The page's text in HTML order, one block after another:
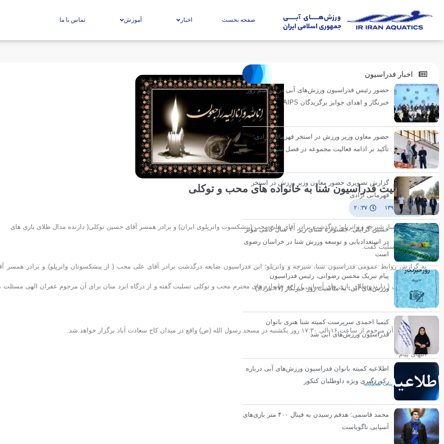
صفحه نخست اخبار آموزش تماس با ما
پیام تسلیت فدراسیون شنا به خانواده های محب و توکلی
۲۶ دی ۱۳۹۳ ۲۰:۳۷
فدراسیون شنا، شیرجه و واترپلو؛ درگذشت برادر آقای علی محب (پیشکسوت واترپلوی ایران) و برادر همسر آقای حسین توکلی( دارنده مدال طلای بازی های
آسیایی) را تسلیت گفت.
به گزارش روابط عمومی فدراسیون شنا، شیرجه و واترپلو؛ این فدراسیون ضایعه درگذشت برادر آقای علی محب ( از پیشکسوتان واترپلو) و برادر همسر
حسین توکلی ( دارنده طلای بازی های آسیایی ) را به خانواده های محترم محب و توکلی تسلیت گفته و از درگاه ایزد منان برای آن مرحوم غفران الهی
نماید.
مراسم ختم آن مرحوم از ساعت ۱۶ الی ۱۷:۳۰ روز یکشنبه در مسجد رسول الله (ص) واقع در میدان کاج سعادت آباد برگزار خواهد شد.
انتهای پیام
پرینت مطلب
اخبار فدراسیون
حضور رئیس فدراسیون ورزش‌های آبی در مراسم روز
خبرنگار و اهدای جوایز برگزیدگان AIPS
حضور معاون وزیر ورزش در استخر قهرمانی آزادی؛
تأکید بر ادامه فعالیت مجموعه در فصل سرما
گزارش تصویری حضور معاون وزیر ورزش در استخر
قهرمانی آزادی
حسین گرایلی: جشنواره شنای زیر ۱۰ سال گامی مؤثر
در استعدادیابی و توسعه ورزش شنا در خراسان رضوی
است
پیام تبریک محسن رضوانی، رئیس فدراسیون
ورزش‌های آبی، به مناسبت روز خبرنگار (۱۷ مرداد)
کیمیا احمدی سرپرست کمیته شنا هنری بانوان
فدراسیون ورزش‌های آبی شد
اطلاعیه کمیته بانوان فدراسیون ورزش‌های آبی درباره
رکوردگیری ویژه داوطلبان کنکور
محمد قاسمی: هدفم رسیدن به فینال ۴۰۰ متر بازی‌های
آسیایی ناگویاست